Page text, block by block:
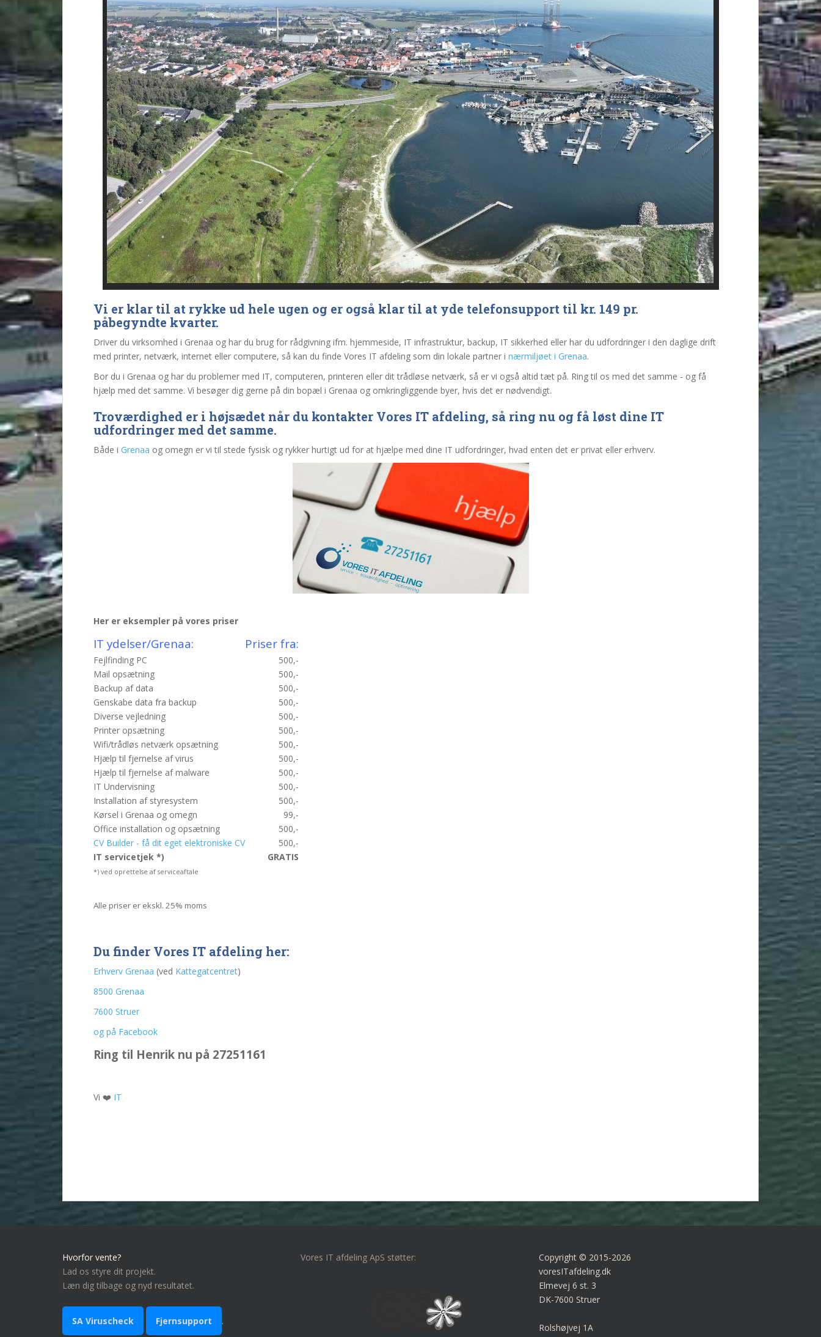
Vi er klar til at rykke ud hele ugen og er også klar til at yde telefonsupport til kr. 149 pr.
påbegyndte kvarter.
Driver du virksomhed i Grenaa og har du brug for rådgivning ifm. hjemmeside, IT infrastruktur, backup, IT sikkerhed eller har du udfordringer i den daglige drift
med printer, netværk, internet eller computere, så kan du finde Vores IT afdeling som din lokale partner i nærmiljøet i Grenaa.
Bor du i Grenaa og har du problemer med IT, computeren, printeren eller dit trådløse netværk, så er vi også altid tæt på. Ring til os med det samme - og få
hjælp med det samme. Vi besøger dig gerne på din bopæl i Grenaa og omkringliggende byer, hvis det er nødvendigt.
Troværdighed er i højsædet når du kontakter Vores IT afdeling, så ring nu og få løst dine IT
udfordringer med det samme.
Både i Grenaa og omegn er vi til stede fysisk og rykker hurtigt ud for at hjælpe med dine IT udfordringer, hvad enten det er privat eller erhverv.
Her er eksempler på vores priser
IT ydelser/Grenaa: Priser fra:
Fejlfinding PC
500,-
Mail opsætning
500,-
Backup af data
500,-
Genskabe data fra backup
500,-
Diverse vejledning
500,-
Printer opsætning
500,-
Wifi/trådløs netværk opsætning
500,-
Hjælp til fjernelse af virus
500,-
Hjælp til fjernelse af malware
500,-
IT Undervisning
500,-
Installation af styresystem
500,-
Kørsel i Grenaa og omegn
99,-
Office installation og opsætning
500,-
CV Builder - få dit eget elektroniske CV
500,-
IT servicetjek *)
GRATIS
*) ved oprettelse af serviceaftale
Alle priser er ekskl. 25% moms
Du finder Vores IT afdeling her:
Erhverv Grenaa (ved Kattegatcentret)
8500 Grenaa
7600 Struer
og på Facebook
Ring til Henrik nu på 27251161
Vi ❤️ IT
Hvorfor vente?
Lad os styre dit projekt.
Læn dig tilbage og nyd resultatet.
SA Viruscheck Fjernsupport .
Vores IT afdeling ApS støtter:
Copyright © 2015-2026
voresITafdeling.dk
Elmevej 6 st. 3
DK-7600 Struer
Rolshøjvej 1A